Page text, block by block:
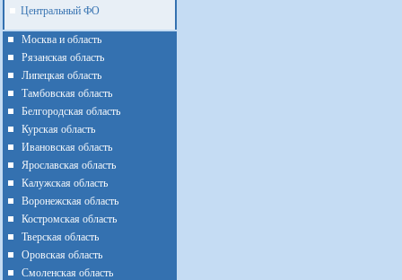
Центральный ФО
Москва и область
Рязанская область
Липецкая область
Тамбовская область
Белгородская область
Курская область
Ивановская область
Ярославская область
Калужская область
Воронежская область
Костромская область
Тверская область
Оровская область
Смоленская область